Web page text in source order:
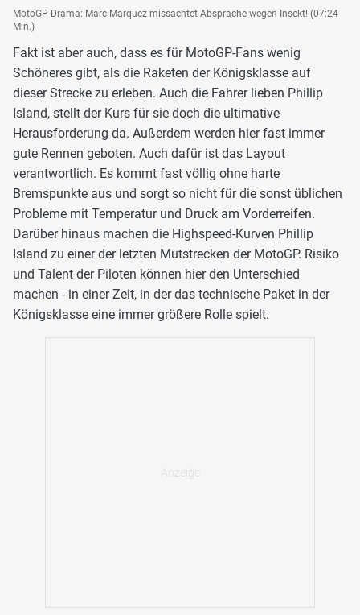
MotoGP-Drama: Marc Marquez missachtet Absprache wegen Insekt! (07:24
Min.)
Fakt ist aber auch, dass es für MotoGP-Fans wenig
Schöneres gibt, als die Raketen der Königsklasse auf
dieser Strecke zu erleben. Auch die Fahrer lieben Phillip
Island, stellt der Kurs für sie doch die ultimative
Herausforderung da. Außerdem werden hier fast immer
gute Rennen geboten. Auch dafür ist das Layout
verantwortlich. Es kommt fast völlig ohne harte
Bremspunkte aus und sorgt so nicht für die sonst üblichen
Probleme mit Temperatur und Druck am Vorderreifen.
Darüber hinaus machen die Highspeed-Kurven Phillip
Island zu einer der letzten Mutstrecken der MotoGP. Risiko
und Talent der Piloten können hier den Unterschied
machen - in einer Zeit, in der das technische Paket in der
Königsklasse eine immer größere Rolle spielt.